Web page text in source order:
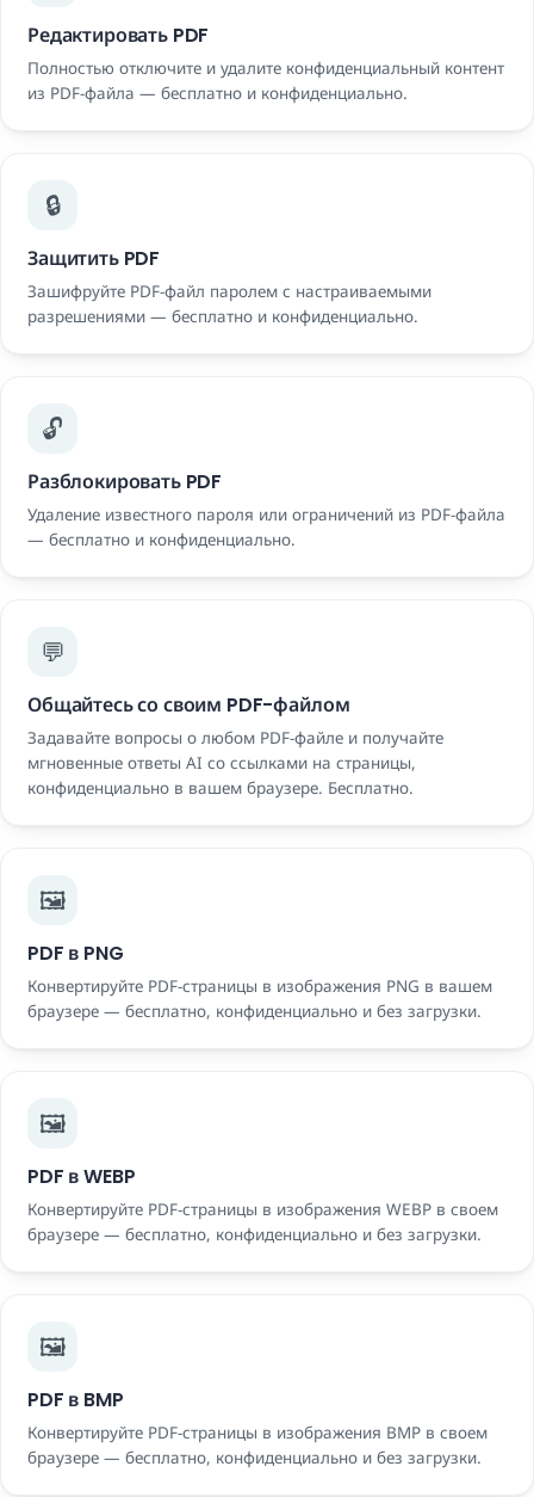
Редактировать PDF
Полностью отключите и удалите конфиденциальный контент
из PDF-файла — бесплатно и конфиденциально.
🔒
Защитить PDF
Зашифруйте PDF-файл паролем с настраиваемыми
разрешениями — бесплатно и конфиденциально.
🔓
Разблокировать PDF
Удаление известного пароля или ограничений из PDF-файла
— бесплатно и конфиденциально.
💬
Общайтесь со своим PDF-файлом
Задавайте вопросы о любом PDF-файле и получайте
мгновенные ответы AI со ссылками на страницы,
конфиденциально в вашем браузере. Бесплатно.
🖼️
PDF в PNG
Конвертируйте PDF-страницы в изображения PNG в вашем
браузере — бесплатно, конфиденциально и без загрузки.
🖼️
PDF в WEBP
Конвертируйте PDF-страницы в изображения WEBP в своем
браузере — бесплатно, конфиденциально и без загрузки.
🖼️
PDF в BMP
Конвертируйте PDF-страницы в изображения BMP в своем
браузере — бесплатно, конфиденциально и без загрузки.